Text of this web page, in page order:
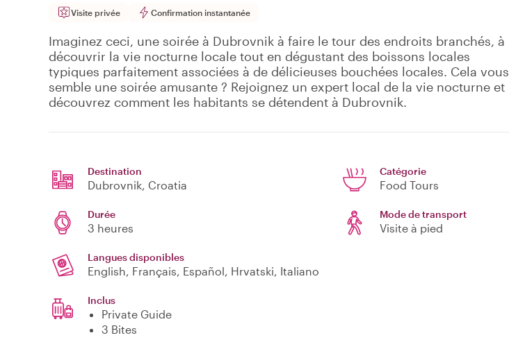
Visite privée Confirmation instantanée
Imaginez ceci, une soirée à Dubrovnik à faire le tour des endroits branchés, à
découvrir la vie nocturne locale tout en dégustant des boissons locales
typiques parfaitement associées à de délicieuses bouchées locales. Cela vous
semble une soirée amusante ? Rejoignez un expert local de la vie nocturne et
découvrez comment les habitants se détendent à Dubrovnik.
Destination
Dubrovnik, Croatia
Catégorie
Food Tours
Durée
3 heures
Mode de transport
Visite à pied
Langues disponibles
English, Français, Español, Hrvatski, Italiano
Inclus
Private Guide
3 Bites